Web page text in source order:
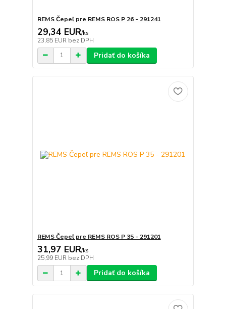
REMS Čepeľ pre REMS ROS P 26 - 291241
29,34 EUR/ks
23,85 EUR bez DPH
Pridať do košíka
REMS Čepeľ pre REMS ROS P 35 - 291201
31,97 EUR/ks
25,99 EUR bez DPH
Pridať do košíka